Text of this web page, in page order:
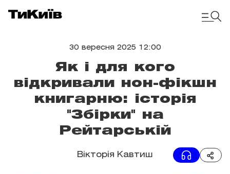
30 вересня 2025 12:00
Як і для кого
відкривали нон-фікшн
книгарню: історія
"Збірки" на
Рейтарській
Вікторія Кавтиш